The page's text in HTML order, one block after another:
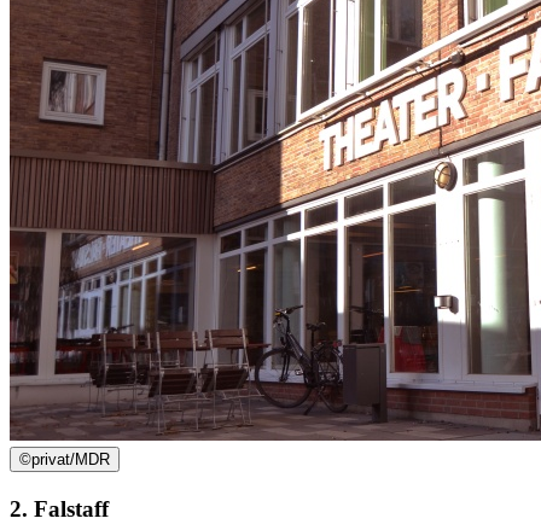
©privat/MDR
2. Falstaff